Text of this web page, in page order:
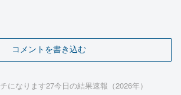
コメントを書き込む
になります27今日の結果速報（2026年）